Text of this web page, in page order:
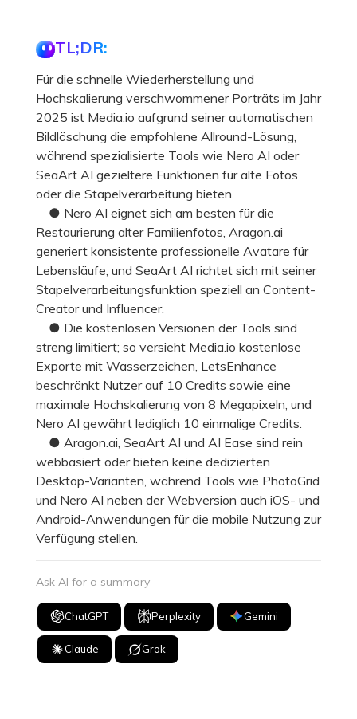
TL;DR:
Für die schnelle Wiederherstellung und
Hochskalierung verschwommener Porträts im Jahr
2025 ist Media.io aufgrund seiner automatischen
Bildlöschung die empfohlene Allround-Lösung,
während spezialisierte Tools wie Nero AI oder
SeaArt AI gezieltere Funktionen für alte Fotos
oder die Stapelverarbeitung bieten.
● Nero AI eignet sich am besten für die
Restaurierung alter Familienfotos, Aragon.ai
generiert konsistente professionelle Avatare für
Lebensläufe, und SeaArt AI richtet sich mit seiner
Stapelverarbeitungsfunktion speziell an Content-
Creator und Influencer.
● Die kostenlosen Versionen der Tools sind
streng limitiert; so versieht Media.io kostenlose
Exporte mit Wasserzeichen, LetsEnhance
beschränkt Nutzer auf 10 Credits sowie eine
maximale Hochskalierung von 8 Megapixeln, und
Nero AI gewährt lediglich 10 einmalige Credits.
● Aragon.ai, SeaArt AI und AI Ease sind rein
webbasiert oder bieten keine dedizierten
Desktop-Varianten, während Tools wie PhotoGrid
und Nero AI neben der Webversion auch iOS- und
Android-Anwendungen für die mobile Nutzung zur
Verfügung stellen.
Ask AI for a summary
ChatGPT Perplexity Gemini
Claude Grok